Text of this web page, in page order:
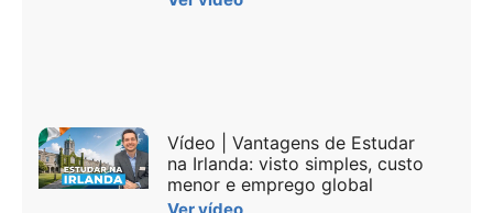
Vídeo | Vantagens de Estudar
na Irlanda: visto simples, custo
menor e emprego global